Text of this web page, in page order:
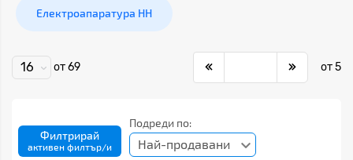
Електроапаратура НН
16 от 69 от 5
Филтрирай
активен филтър/и
Подреди по:
Най-продавани